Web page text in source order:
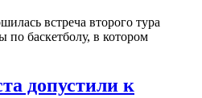
встреча второго тура
по баскетболу, в котором
допустили к